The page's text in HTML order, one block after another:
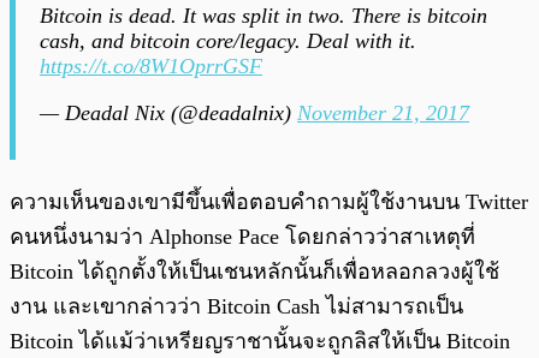
Bitcoin is dead. It was split in two. There is bitcoin
cash, and bitcoin core/legacy. Deal with it.
https://t.co/8W1OprrGSF
— Deadal Nix (@deadalnix) November 21, 2017
ความเห็นของเขามีขึ้นเพื่อตอบคำถามผู้ใช้งานบน Twitter
คนหนึ่งนามว่า Alphonse Pace โดยกล่าวว่าสาเหตุที่
Bitcoin ได้ถูกตั้งให้เป็นเชนหลักนั้นก็เพื่อหลอกลวงผู้ใช้
งาน และเขากล่าวว่า Bitcoin Cash ไม่สามารถเป็น
Bitcoin ได้แม้ว่าเหรียญราชานั้นจะถูกลิสให้เป็น Bitcoin